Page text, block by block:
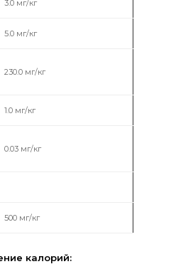
3.0 мг/кг
5.0 мг/кг
230.0 мг/кг
1.0 мг/кг
0.03 мг/кг
500 мг/кг
калорий: